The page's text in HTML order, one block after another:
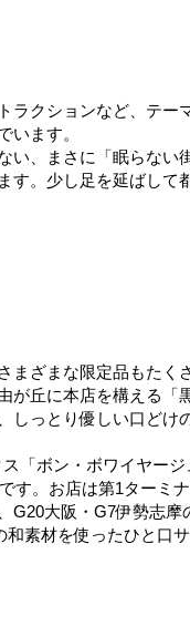
クションなど、テ
います。
、まさに「眠らな
。少し足を延ばし
ざまな限定品もたく
丘に本店を構える
っとり優しい口ど
「ボン・ボワイヤー
。お店は第1ターミ
大阪・G7伊勢志
素材を使ったひと